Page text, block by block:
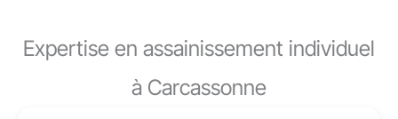
Expertise en assainissement individuel
à Carcassonne